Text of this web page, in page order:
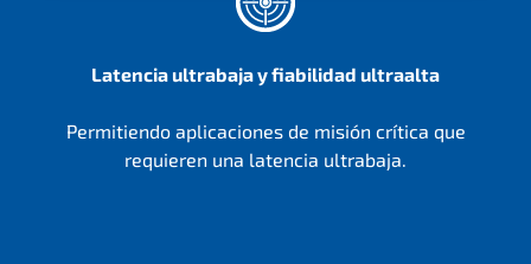
Latencia ultrabaja y fiabilidad ultraalta
Permitiendo aplicaciones de misión crítica que
requieren una latencia ultrabaja.